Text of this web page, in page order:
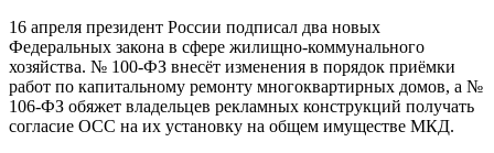
16 апреля президент России подписал два новых
Федеральных закона в сфере жилищно-коммунального
хозяйства. № 100-ФЗ внесёт изменения в порядок приёмки
работ по капитальному ремонту многоквартирных домов, а №
106-ФЗ обяжет владельцев рекламных конструкций получать
согласие ОСС на их установку на общем имуществе МКД.